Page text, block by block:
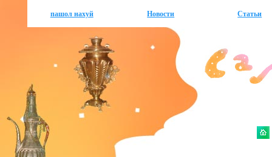
пашол нахуй Новости Статьи